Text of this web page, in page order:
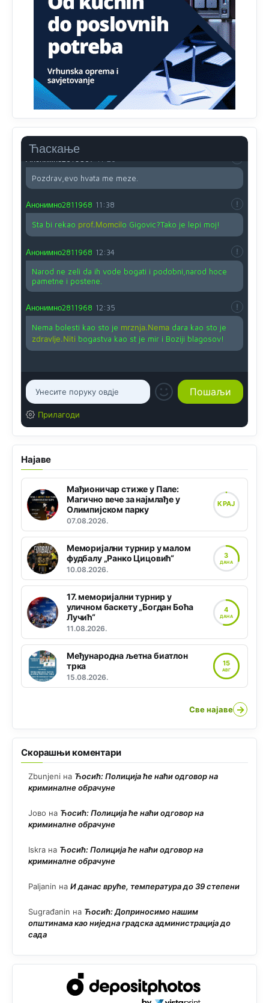
Ћаскање
Proguglajte
Анонимно2810587
11:21
O kako su cudni lvi ljudi,uzeli bi sve da mogu...a ja srce
svima fajem,radujem se tudjoj sreci.I ko ima i ko nema
na iso ce mjesto leci!
Анонимно2810587
11:24
Pozdrav,evo hvata me meze.
Анонимно2811968 11:38
Sta bi rekao prof.Momcilo Gigovic?Tako je lepi moj!
Анонимно2811968 12:34
Narod ne zeli da ih vode bogati i podobni,narod hoce
pametne i postene.
Анонимно2811968 12:35
Nema bolesti kao sto je mrznja.Nemadara kao sto je
zdravlje.Niti bogastva kao st je mir i Boziji blagosov!
Прилагоди
Најаве
Мађионичар стиже у Пале:
Магично вече за најмлађе у
Олимпијском парку
07.08.2026.
КРАЈ
Меморијални турнир у малом
фудбалу „Ранко Цицовић“
10.08.2026.
3
ДАНА
17. меморијални турнир у
уличном баскету „Богдан Боћа
Лучић“
11.08.2026.
4
ДАНА
Међународна љетна биатлон
трка
15.08.2026.
15
АВГ
Све најаве →
Скорашњи коментари
Zbunjeni на Ћосић: Полиција ће наћи одговор на
криминалне обрачуне
Јово на Ћосић: Полиција ће наћи одговор на
криминалне обрачуне
Iskra на Ћосић: Полиција ће наћи одговор на
криминалне обрачуне
Paljanin на И данас вруће, температура до 39 степени
Sugrađanin на Ћосић: Доприносимо нашим
општинама као ниједна градска администрација до
сада